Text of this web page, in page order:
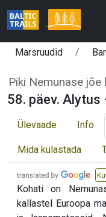
Marsruudid
Piki Nemunase jõe
58. päev. Alytus
Ülevaade Info
Mida külastada
Kohati on
kallastel Euroopa